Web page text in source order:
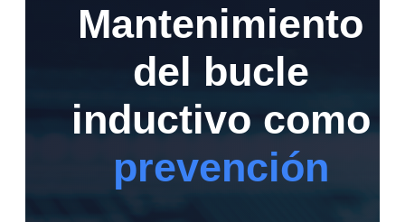
Mantenimiento
del bucle
inductivo como
prevención